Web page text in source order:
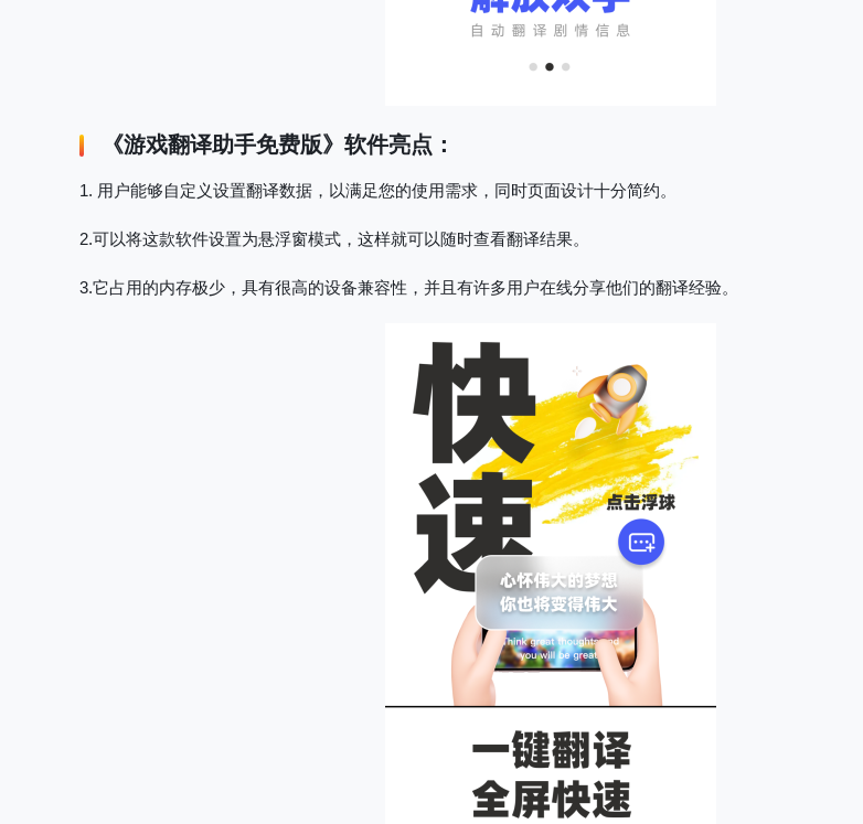
《游戏翻译助手免费版》软件亮点：
1. 用户能够自定义设置翻译数据，以满足您的使用需求，同时页面设计十分简约。
2.可以将这款软件设置为悬浮窗模式，这样就可以随时查看翻译结果。
3.它占用的内存极少，具有很高的设备兼容性，并且有许多用户在线分享他们的翻译经验。